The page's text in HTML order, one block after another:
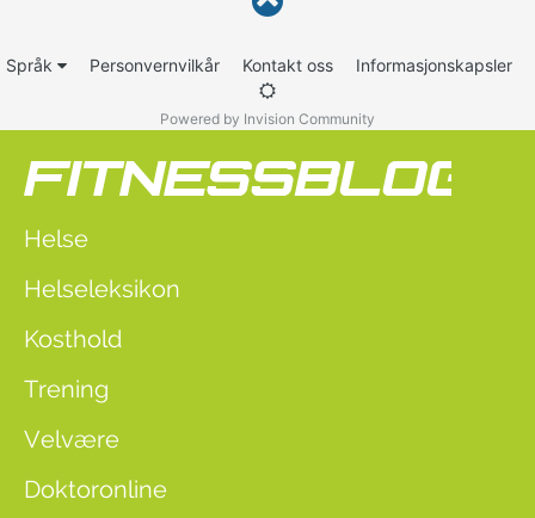
Språk Personvernvilkår Kontakt oss Informasjonskapsler
Powered by Invision Community
Helse
Helseleksikon
Kosthold
Trening
Velvære
Doktoronline